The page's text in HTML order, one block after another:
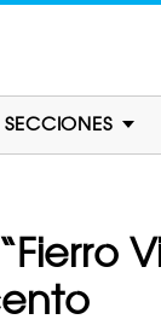
SECCIONES